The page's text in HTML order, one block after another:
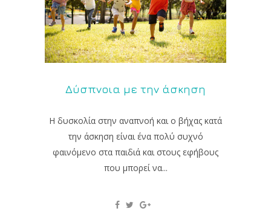
Δύσπνοια με την άσκηση
Η δυσκολία στην αναπνοή και ο βήχας κατά
την άσκηση είναι ένα πολύ συχνό
φαινόμενο στα παιδιά και στους εφήβους
που μπορεί να...